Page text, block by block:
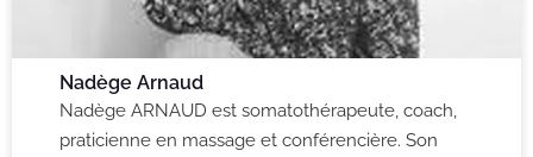
Nadège Arnaud
Nadège ARNAUD est somatothérapeute, coach,
praticienne en massage et conférencière. Son